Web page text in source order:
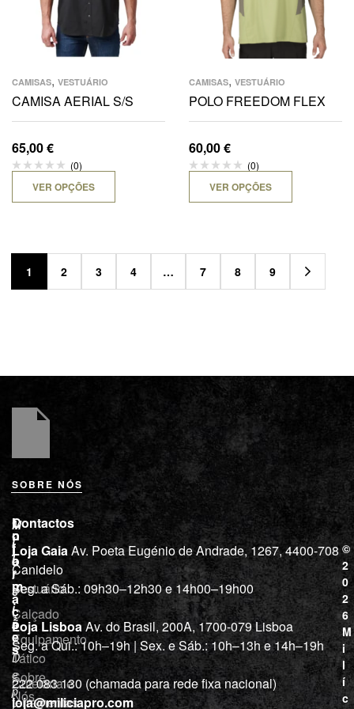
CAMISAS, VESTUÁRIO
CAMISA AERIAL S/S
65,00€
(0)
VER OPÇÕES
CAMISAS, VESTUÁRIO
POLO FREEDOM FLEX
60,00€
(0)
VER OPÇÕES
1 2 3 4 … 7 8 9
SOBRE NÓS
M
i
l
í
c
i
a
“
D
e
p
L
o
j
a
Vestuário
Calçado
Equipamento
Tático
Cutelaria e
ferramentas
I
n
f
o
r
m
a
ç
õ
e
s
Sobre
Nós
Contactos
Loja GaiaAv. Poeta Eugénio de Andrade, 1267, 4400-708
Canidelo
Seg. a Sáb.: 09h30–12h30 e 14h00–19h00
Loja LisboaAv. do Brasil, 200A, 1700-079 Lisboa
Seg. a Qui.: 10h–19h | Sex. e Sáb.: 10h–13h e 14h–19h
222 083 130 (chamada para rede fixa nacional)
loja@miliciapro.com
©
2
0
2
6
M
i
l
í
c